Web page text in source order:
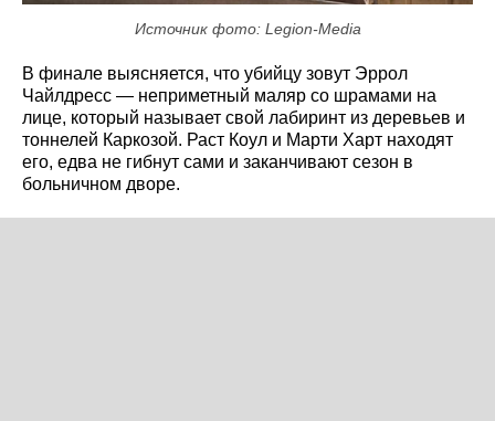
Источник фото: Legion-Media
В финале выясняется, что убийцу зовут Эррол
Чайлдресс — неприметный маляр со шрамами на
лице, который называет свой лабиринт из деревьев и
тоннелей Каркозой. Раст Коул и Марти Харт находят
его, едва не гибнут сами и заканчивают сезон в
больничном дворе.